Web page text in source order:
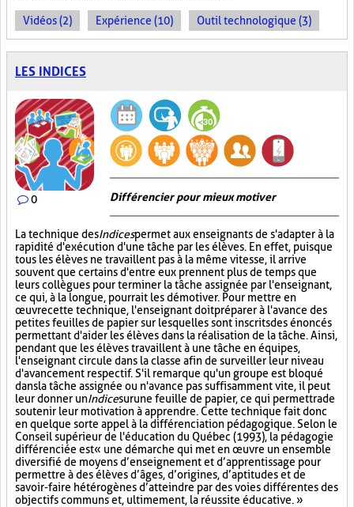
Vidéos (2) Expérience (10) Outil technologique (3)
LES INDICES
0 Différencier pour mieux motiver
La technique desIndicespermet aux enseignants de s'adapter à la
rapidité d'exécution d'une tâche par les élèves. En effet, puisque
tous les élèves ne travaillent pas à la même vitesse, il arrive
souvent que certains d'entre eux prennent plus de temps que
leurs collègues pour terminer la tâche assignée par l'enseignant,
ce qui, à la longue, pourrait les démotiver. Pour mettre en
œuvre cette technique, l'enseignant doit préparer à l'avance des
petites feuilles de papier sur lesquelles sont inscrits des énoncés
permettant d'aider les élèves dans la réalisation de la tâche. Ainsi,
pendant que les élèves travaillent à une tâche en équipes,
l'enseignant circule dans la classe afin de surveiller leur niveau
d'avancement respectif. S'il remarque qu'un groupe est bloqué
dans la tâche assignée ou n'avance pas suffisamment vite, il peut
leur donner unIndicesurune feuille de papier, ce qui permettra de
soutenir leur motivation à apprendre. Cette technique fait donc
en quelque sorte appel à la différenciation pédagogique. Selon le
Conseil supérieur de l'éducation du Québec (1993), la pédagogie
différenciée est « une démarche qui met en œuvre un ensemble
diversifié de moyens d’enseignement et d’apprentissage pour
permettre à des élèves d’âges, d’origines, d’aptitudes et de
savoir-faire hétérogènes d’atteindre par des voies différentes des
objectifs communs et, ultimement, la réussite éducative. »